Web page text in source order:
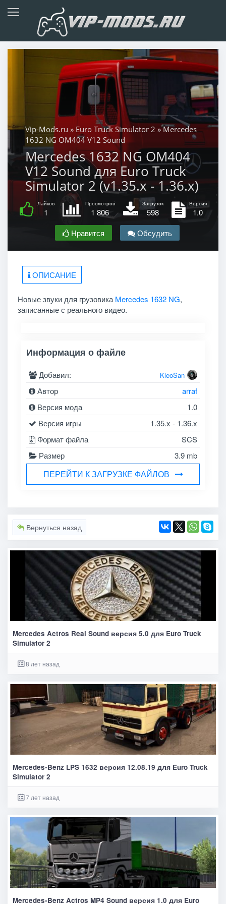
Vip-Mods.ru » Euro Truck Simulator 2 » Mercedes
1632 NG OM404 V12 Sound
Mercedes 1632 NG OM404
V12 Sound для Euro Truck
Simulator 2 (v1.35.x - 1.36.x)
Лайков
1
Просмотров
1 806
Загрузок
598
Версия
1.0
Нравится
Обсудить
ОПИСАНИЕ
Новые звуки для грузовика Mercedes 1632 NG,
записанные с реального видео.
Информация о файле
Добавил: KleoSan
Автор
arraf
Версия мода
1.0
Версия игры
1.35.x - 1.36.x
Формат файла
SCS
Размер
3.9 mb
ПЕРЕЙТИ К ЗАГРУЗКЕ ФАЙЛОВ
Вернуться назад
Mercedes Actros Real Sound версия 5.0 для Euro Truck
Simulator 2
8 лет назад
Mercedes-Benz LPS 1632 версия 12.08.19 для Euro Truck
Simulator 2
7 лет назад
Mercedes-Benz Actros MP4 Sound версия 1.0 для Euro